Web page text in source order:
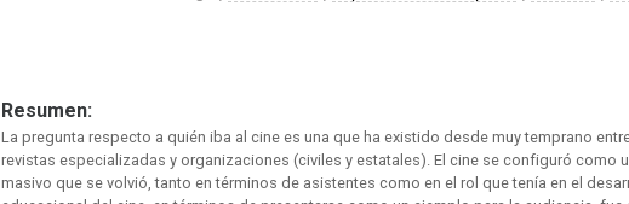
Resumen:
La pregunta respecto a quién iba al cine es una que ha existido desde muy temprano
revistas especializadas y organizaciones (civiles y estatales). El cine se configuró como
masivo que se volvió, tanto en términos de asistentes como en el rol que tenía en el